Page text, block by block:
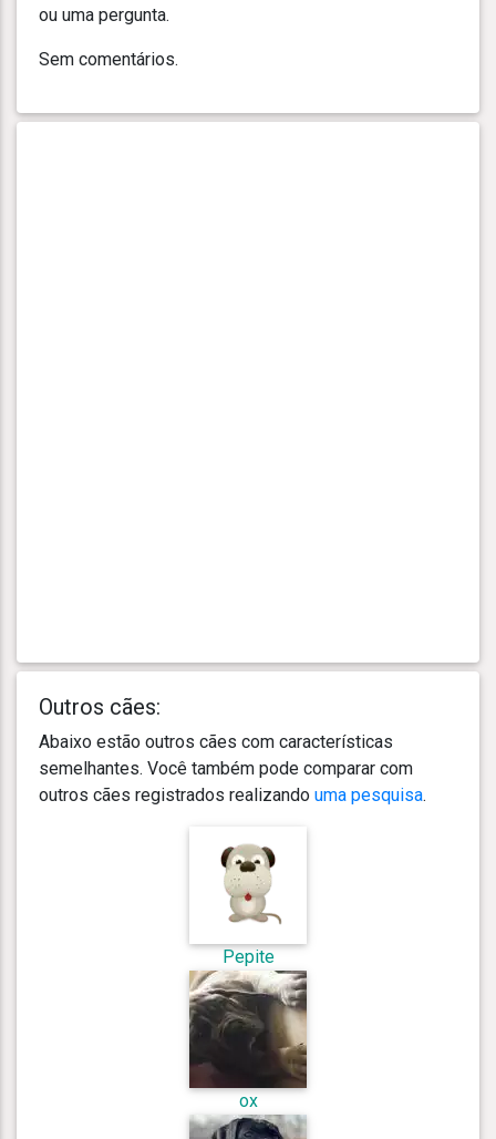
ou uma pergunta.
Sem comentários.
Outros cães:
Abaixo estão outros cães com características
semelhantes. Você também pode comparar com
outros cães registrados realizando uma pesquisa.
Pepite
ox